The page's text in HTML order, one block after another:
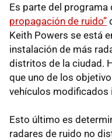
Es parte del programa
propagación de ruido”
Keith Powers se está
instalación de más
distritos de la ciudad.
que uno de los
vehículos modificados
Esto último es
radares de ruido no